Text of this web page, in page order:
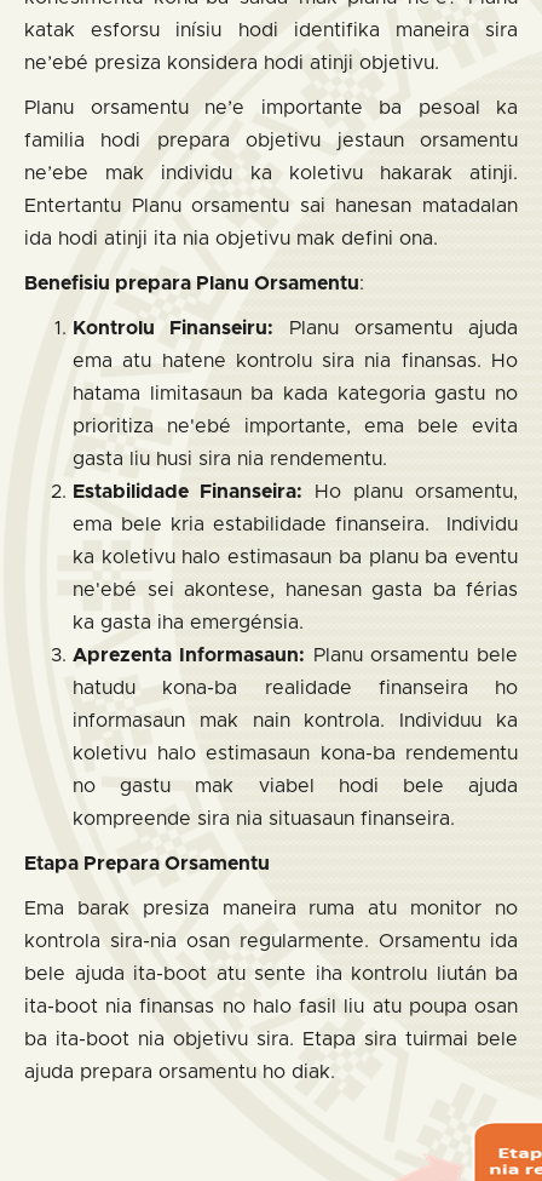
katak esforsu inísiu hodi identifika maneira sira
ne’ebé presiza konsidera hodi atinji objetivu.
Planu orsamentu ne’e importante ba pesoal ka
familia hodi prepara objetivu jestaun orsamentu
ne’ebe mak individu ka koletivu hakarak atinji.
Entertantu Planu orsamentu sai hanesan matadalan
ida hodi atinji ita nia objetivu mak defini ona.
Benefisiu prepara Planu Orsamentu:
Kontrolu Finanseiru: Planu orsamentu ajuda
ema atu hatene kontrolu sira nia finansas. Ho
hatama limitasaun ba kada kategoria gastu no
prioritiza ne'ebé importante, ema bele evita
gasta liu husi sira nia rendementu.
Estabilidade Finanseira: Ho planu orsamentu,
ema bele kria estabilidade finanseira. Individu
ka koletivu halo estimasaun ba planu ba eventu
ne'ebé sei akontese, hanesan gasta ba férias
ka gasta iha emergénsia.
Aprezenta Informasaun: Planu orsamentu bele
hatudu kona-ba realidade finanseira ho
informasaun mak nain kontrola. Individuu ka
koletivu halo estimasaun kona-ba rendementu
no gastu mak viabel hodi bele ajuda
kompreende sira nia situasaun finanseira.
Etapa Prepara Orsamentu
Ema barak presiza maneira ruma atu monitor no
kontrola sira-nia osan regularmente. Orsamentu ida
bele ajuda ita-boot atu sente iha kontrolu liután ba
ita-boot nia finansas no halo fasil liu atu poupa osan
ba ita-boot nia objetivu sira. Etapa sira tuirmai bele
ajuda prepara orsamentu ho diak.